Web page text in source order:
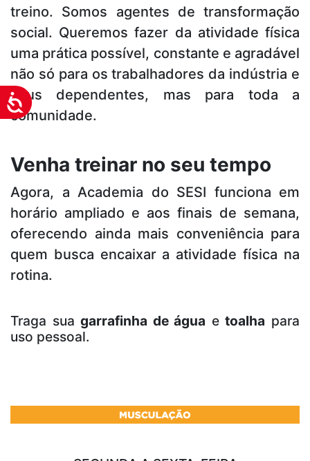
Acessibilidade
treino. Somos agentes de transformação
social. Queremos fazer da atividade física
uma prática possível, constante e agradável
não só para os trabalhadores da indústria e
seus dependentes, mas para toda a
comunidade.
Venha treinar no seu tempo
Agora, a Academia do SESI funciona em
horário ampliado e aos finais de semana,
oferecendo ainda mais conveniência para
quem busca encaixar a atividade física na
rotina.
Traga suagarrafinha de água etoalha para
uso pessoal.